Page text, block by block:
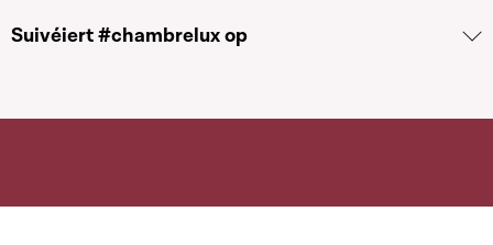
Suivéiert #chambrelux op